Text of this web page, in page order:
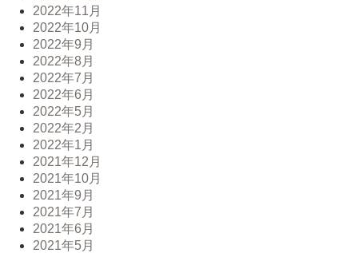
2022年11月
2022年10月
2022年9月
2022年8月
2022年7月
2022年6月
2022年5月
2022年2月
2022年1月
2021年12月
2021年10月
2021年9月
2021年7月
2021年6月
2021年5月